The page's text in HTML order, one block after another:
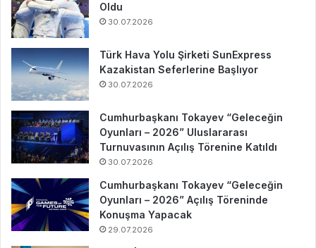
Oldu
30.07.2026
Türk Hava Yolu Şirketi SunExpress
Kazakistan Seferlerine Başlıyor
30.07.2026
Cumhurbaşkanı Tokayev “Geleceğin
Oyunları – 2026” Uluslararası
Turnuvasının Açılış Törenine Katıldı
30.07.2026
Cumhurbaşkanı Tokayev “Geleceğin
Oyunları – 2026” Açılış Töreninde
Konuşma Yapacak
29.07.2026